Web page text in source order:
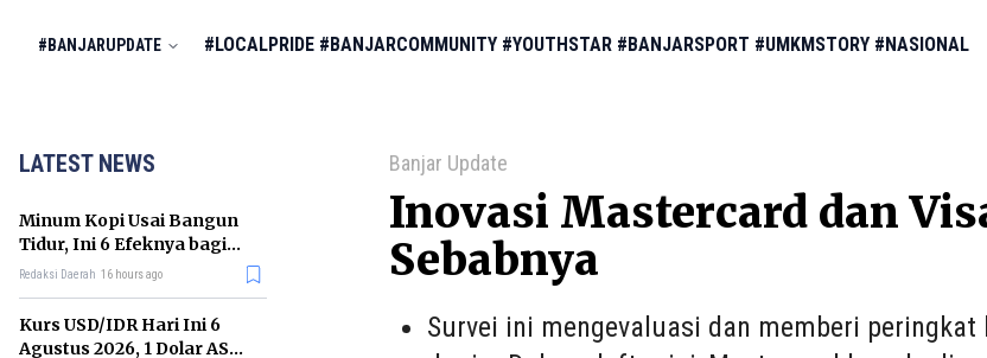
#BANJARUPDATE #LOCALPRIDE #BANJARCOMMUNITY #YOUTHSTAR #BANJARSPORT #UMKMSTORY #NASIONAL
LATEST NEWS
Minum Kopi Usai Bangun
Tidur, Ini 6 Efeknya bagi
Kesehatan Tubuh
Redaksi Daerah 16 hours ago
Kurs USD/IDR Hari Ini 6
Agustus 2026, 1 Dolar AS
Banjar Update
Inovasi Mastercard dan
Sebabnya
Survei ini mengevaluasi dan memberi